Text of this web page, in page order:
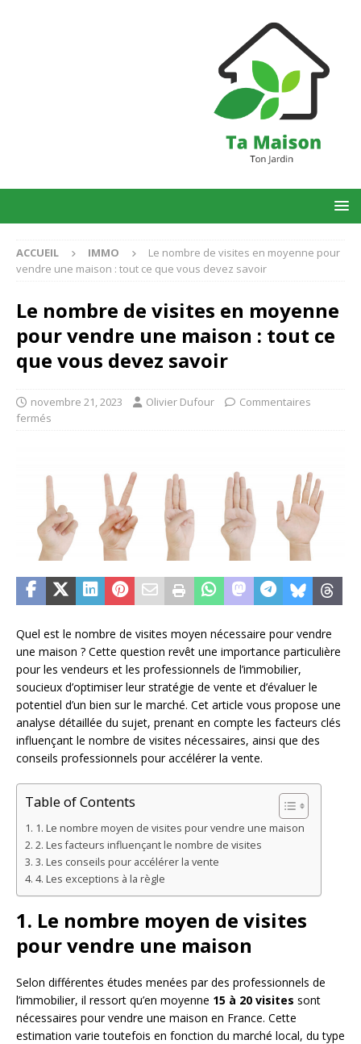
ACCUEIL IMMO
Le nombre de visites en moyenne pour
vendre une maison : tout ce que vous devez savoir
Le nombre de visites en moyenne
pour vendre une maison : tout ce
que vous devez savoir
novembre 21, 2023 Olivier Dufour
Commentaires
fermés
Quel est le nombre de visites moyen nécessaire pour vendre
une maison ? Cette question revêt une importance particulière
pour les vendeurs et les professionnels de l’immobilier,
soucieux d’optimiser leur stratégie de vente et d’évaluer le
potentiel d’un bien sur le marché. Cet article vous propose une
analyse détaillée du sujet, prenant en compte les facteurs clés
influençant le nombre de visites nécessaires, ainsi que des
conseils professionnels pour accélérer la vente.
Table of Contents
1. Le nombre moyen de visites pour vendre une maison
2. Les facteurs influençant le nombre de visites
3. Les conseils pour accélérer la vente
4. Les exceptions à la règle
1. Le nombre moyen de visites
pour vendre une maison
Selon différentes études menées par des professionnels de
l’immobilier, il ressort qu’en moyenne 15 à 20 visites sont
nécessaires pour vendre une maison en France. Cette
estimation varie toutefois en fonction du marché local, du type